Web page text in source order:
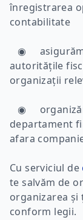
înregistrarea
contabilitate
◉ asigurăm
autoritățile
organizații
◉
departament
afara
Cu serviciul de
te salvăm de
organizarea și
conform legii.